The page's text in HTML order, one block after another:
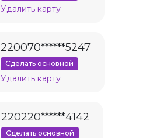
Удалить карту
220070******5247
Сделать основной
Удалить карту
220220******4142
Сделать основной